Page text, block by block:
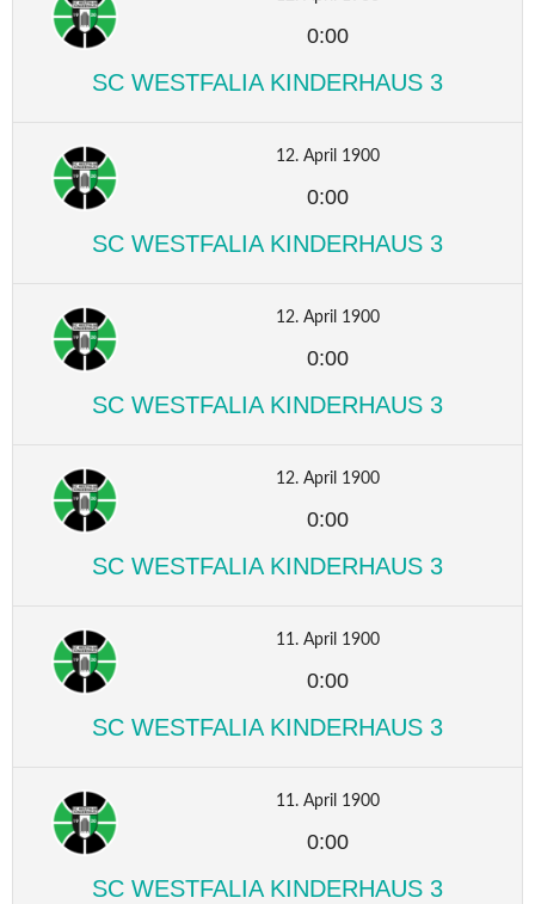
0:00
SC WESTFALIA KINDERHAUS 3
12. April 1900
0:00
SC WESTFALIA KINDERHAUS 3
12. April 1900
0:00
SC WESTFALIA KINDERHAUS 3
12. April 1900
0:00
SC WESTFALIA KINDERHAUS 3
11. April 1900
0:00
SC WESTFALIA KINDERHAUS 3
11. April 1900
0:00
SC WESTFALIA KINDERHAUS 3